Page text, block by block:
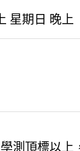
星期日 晚上
測頂標以上